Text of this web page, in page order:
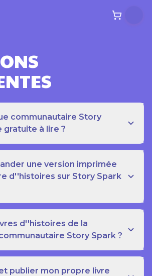
communautaire Story
gratuite à lire ?
une version imprimée
d''histoires sur Story Spark
d''histoires de la
Story Spark ?
publier mon propre livre